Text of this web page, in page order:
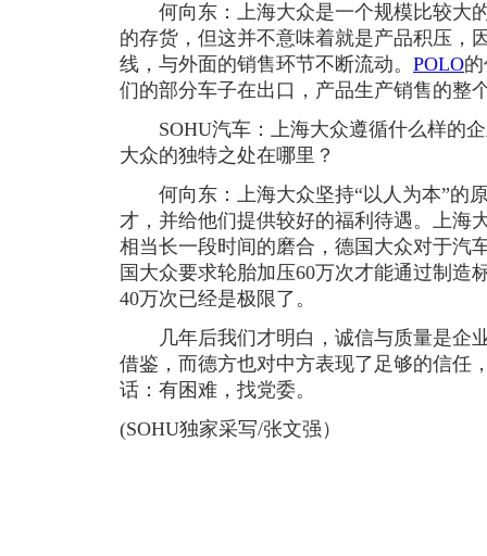
何向东：上海大众是一个规模比较大
的存货，但这并不意味着就是产品积压，
线，与外面的销售环节不断流动。 POLO
们的部分车子在出口，产品生产销售的整
SOHU汽车：上海大众遵循什么样的企
大众的独特之处在哪里？
何向东：上海大众坚持“以人为本”的
才，并给他们提供较好的福利待遇。上海
相当长一段时间的磨合，德国大众对于汽
国大众要求轮胎加压60万次才能通过制造
40万次已经是极限了。
几年后我们才明白，诚信与质量是企
借鉴，而德方也对中方表现了足够的信任
话：有困难，找党委。
(SOHU独家采写/张文强）